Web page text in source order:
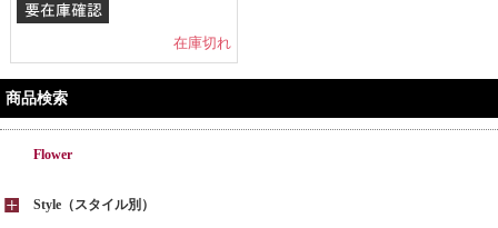
在庫切れ
商品検索
Flower
Style（スタイル別）